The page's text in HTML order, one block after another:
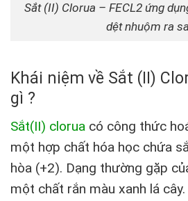
Sắt (II) Clorua – FECL2 ứng
dệt nhuộm ra
Khái niệm về Sắt (II)
gì ?
Sắt(II) clorua có công thức
một hợp chất hóa học chứa
hòa (+2). Dạng thường gặp
một chất rắn màu xanh lá